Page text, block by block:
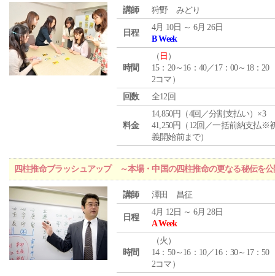
講師 狩野 みどり
日程
4月 10日 ～ 6月 26日
B Week
時間
（ 日 ）
15：20～16：40／17：00～18：20
2コマ）
回数
全12回
料金
14,850円（4回／分割支払い）×3
41,250円（12回／一括前納支払※
義開始前まで）
四柱推命ブラッシュアップ ～本場・中国の四柱推命の更なる秘伝を
講師 澤田 昌征
日程
4月 12日 ～ 6月 28日
A Week
時間
（火 ）
14：50～16：10／16：30～17：50
2コマ）